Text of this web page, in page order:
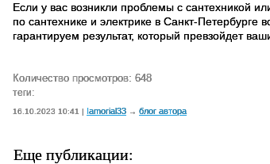
Если у вас возникли проблемы с сантехникой
по сантехнике и электрике в Санкт-Петербурге
гарантируем результат, который превзойдет
Количество просмотров: 648
теги:
16.10.2023 10:41 | Iamorial33 → блог автора
Еще публикации: